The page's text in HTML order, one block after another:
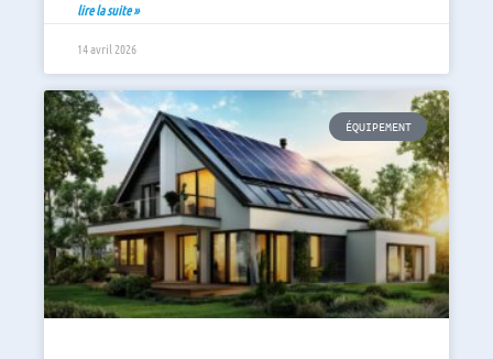
lire la suite »
14 avril 2026
ÉQUIPEMENT